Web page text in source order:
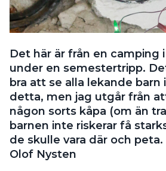
Search for:
SEARCH
Det här är från en camping
under en semestertripp.
bra att se alla lekande barn
detta, men jag utgår från
någon sorts kåpa (om än
barnen inte riskerar få
de skulle vara där och
Olof Nysten